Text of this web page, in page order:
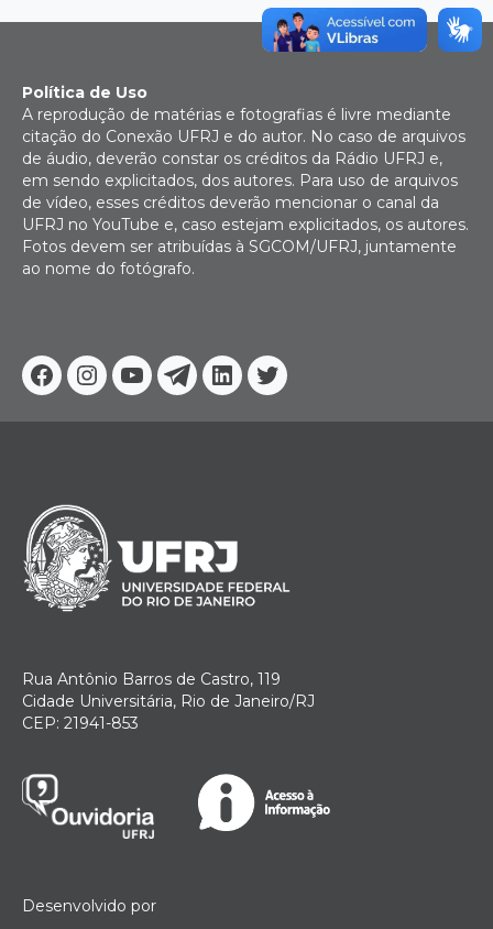
Facebook
Instagram
YoutubeTelegram
Linkedin
Twitter
Política de Uso
A reprodução de matérias e fotografias é livre mediante
citação do Conexão UFRJ e do autor. No caso de arquivos
de áudio, deverão constar os créditos da Rádio UFRJ e,
em sendo explicitados, dos autores. Para uso de arquivos
de vídeo, esses créditos deverão mencionar o canal da
UFRJ no YouTube e, caso estejam explicitados, os autores.
Fotos devem ser atribuídas à SGCOM/UFRJ, juntamente
ao nome do fotógrafo.
Rua Antônio Barros de Castro, 119
Cidade Universitária, Rio de Janeiro/RJ
CEP: 21941-853
Desenvolvido por